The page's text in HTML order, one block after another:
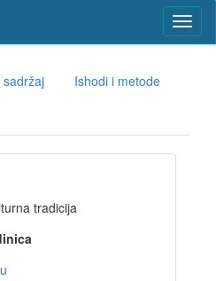
sadržaj Ishodi i metode
tradicija